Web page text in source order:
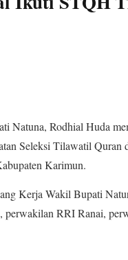
Rodhial Huda
Seleksi Tilawatil
Karimun.
Kerja Wakil Bupati
RRI Ranai,